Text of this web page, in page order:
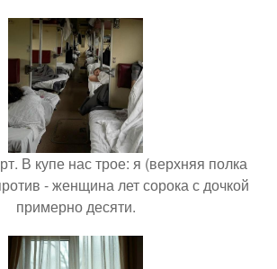
В купе нас трое: я (верхняя полка
- женщина лет сорока с дочкой
примерно десяти.